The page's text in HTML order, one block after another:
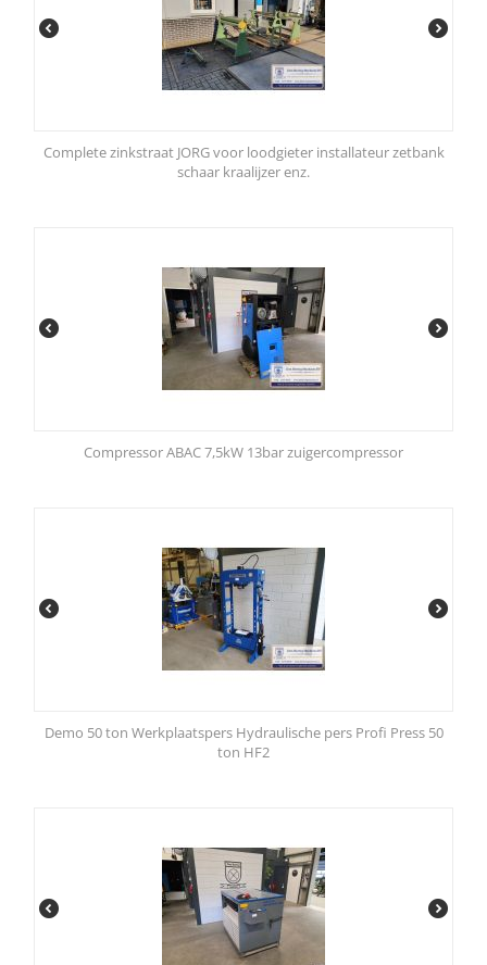
Complete zinkstraat JORG voor loodgieter installateur zetbank
schaar kraalijzer enz.
Compressor ABAC 7,5kW 13bar zuigercompressor
Demo 50 ton Werkplaatspers Hydraulische pers Profi Press 50
ton HF2